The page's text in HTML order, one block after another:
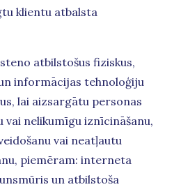
klientu atbalsta
atbilstošus fiziskus,
informācijas tehnoloģiju
lai aizsargātu personas
vai nelikumīgu iznīcināšanu,
vai neatļautu
piemēram: interneta
un atbilstoša